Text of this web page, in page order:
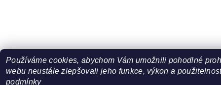
Používáme cookies, abychom Vám umožnili pohodlné
webu neustále zlepšovali jeho funkce, výkon a
podmínky